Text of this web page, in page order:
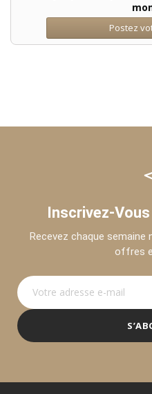
Postez
Inscrivez-
Recevez chaque
offres